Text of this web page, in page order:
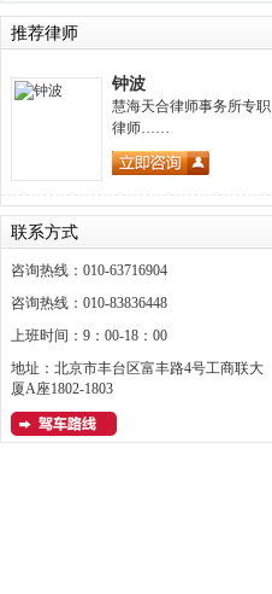
推荐律师
钟波
慧海天合律师事务所专职
律师……
联系方式
咨询热线：010-63716904
咨询热线：010-83836448
上班时间：9：00-18：00
地址：北京市丰台区富丰路4号工商联大
厦A座1802-1803